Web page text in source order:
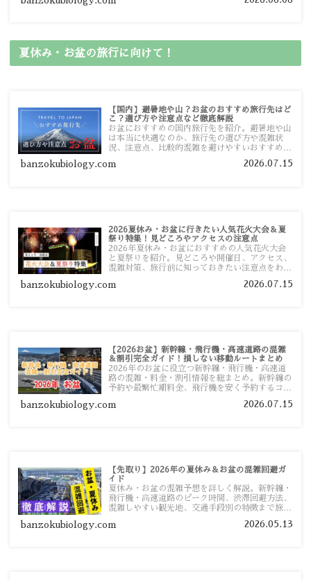
ガイドマップからスムーズに見つけていただけま
夏休み・お盆の旅行に向けて！
【国内】避暑地や山？お盆のおすすめ旅行先はど
こ？選び方や注意点など徹底解説
お盆におすすめの国内旅行先を紹介。避暑地や山
は本当に快適なのか、旅行先の選び方や混雑状
況、注意点、比較的混雑を避けやすいおすすめス
す。
banzokubiology.com 2026.07.15
2026夏休み・お盆に行きたい人気花火大会＆夏
祭り特集！見どころやアクセスの注意点
2026年夏休み・お盆におすすめの人気花火大会
と夏祭りを紹介。見どころや開催日、アクセス、
混雑対策、旅行前に知っておきたい注意点をわか
banzokubiology.com 2026.07.15
【2026お盆】新幹線・飛行機・高速道路の混雑
＆割引完全ガイド！損しない移動ルートまとめ
2026年のお盆に役立つ新幹線・飛行機・高速道
路の混雑・料金・割引情報を総まとめ。新幹線の
予約や最繁忙期料金、飛行機を安く予約するコ
い移動方法を分かりやすく解説します。
banzokubiology.com 2026.07.15
【先取り】2026年の夏休み＆お盆の混雑回避ガ
イド
夏休み・お盆の混雑予想を詳しく解説。新幹線・
飛行機・高速道路のピーク時間、渋滞回避方法、
混雑しやすい観光地、交通手段別の特徴まで旅行
banzokubiology.com 2026.05.13